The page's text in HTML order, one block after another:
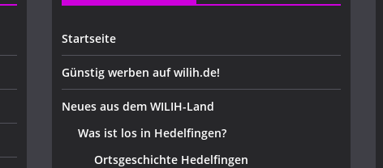
Startseite
Günstig werben auf wilih.de!
Neues aus dem WILIH-Land
Was ist los in Hedelfingen?
Ortsgeschichte Hedelfingen